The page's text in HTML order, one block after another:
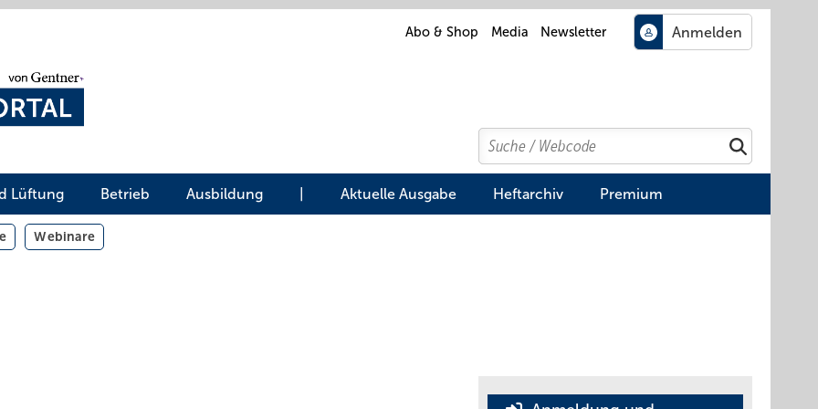
Abo & Shop Media Newsletter
Search
Suchen
Lüftung Betrieb Ausbildung Aktuelle Ausgabe Heftarchiv Premium
Webinare